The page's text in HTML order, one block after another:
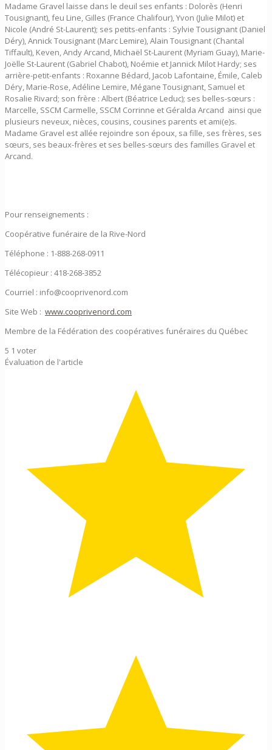
Madame Gravel laisse dans le deuil ses enfants : Dolorès (Henri
Tousignant), feu Line, Gilles (France Chalifour), Yvon (Julie Milot) et
Nicole (André St-Laurent); ses petits-enfants : Sylvie Tousignant (Daniel
Déry), Annick Tousignant (Marc Lemire), Alain Tousignant (Chantal
Tiffault), Keven, Andy Arcand, Michaël St-Laurent (Myriam Guay), Marie-
Joëlle St-Laurent (Gabriel Chabot), Noémie et Jannick Milot Hardy; ses
arrière-petit-enfants : Roxanne Bédard, Jacob Lafontaine, Émile, Caleb
Déry, Marie-Rose, Adéline Lemire, Mégane Tousignant, Samuel et
Rosalie Rivard; son frère : Albert (Béatrice Leduc); ses belles-sœurs :
Marcelle, SSCM Carmelle, SSCM Corrinne et Géralda Arcand ainsi que
plusieurs neveux, nièces, cousins, cousines parents et ami(e)s.
Madame Gravel est allée rejoindre son époux, sa fille, ses frères, ses
sœurs, ses beaux-frères et ses belles-sœurs des familles Gravel et
Arcand.
Pour renseignements :
Coopérative funéraire de la Rive-Nord
Téléphone : 1-888-268-0911
Télécopieur : 418-268-3852
Courriel : info@cooprivenord.com
Site Web : www.cooprivenord.com
Membre de la Fédération des coopératives funéraires du Québec
5 1 voter
Évaluation de l'article